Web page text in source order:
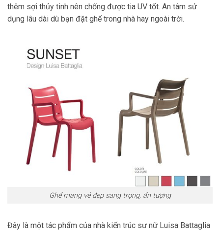
thêm sợi thủy tinh nên chống được tia UV tốt. An tâm sử
dụng lâu dài dù bạn đặt ghế trong nhà hay ngoài trời.
Ghế mang vẻ đẹp sang trọng, ấn tượng
Đây là một tác phẩm của nhà kiến trúc sư nữ Luisa Battaglia